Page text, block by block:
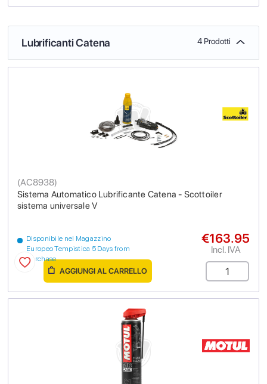
Lubrificanti Catena 4 Prodotti
Sistema Automatico Lubrificante Catena - Scottoiler
sistema universale V
(AC8938)
Disponibile nel Magazzino
Europeo Tempistica 5 Days from
purchase
€163.95
Incl. IVA
AGGIUNGI AL CARRELLO